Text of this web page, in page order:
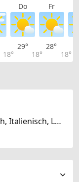
Do Fr
18°
29°
18°
28°
18°
Saisonal, Schweizerisch, Italienisch, Laktosefrei, Glutenfrei